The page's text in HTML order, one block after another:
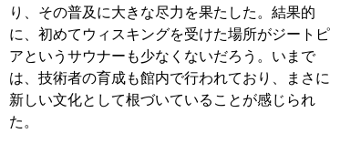
り、その普及に大きな尽力を果たした。結果的
に、初めてウィスキングを受けた場所がジートピ
アというサウナーも少なくないだろう。いまで
は、技術者の育成も館内で行われており、まさに
新しい文化として根づいていることが感じられ
た。